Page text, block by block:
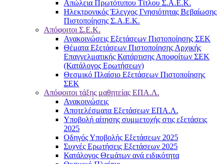
Απώλεια Πρωτότυπου Τίτλου Σ.Α.Ε.Κ.
Ηλεκτρονικός Έλεγχος Γνησιότητας Βεβαίωσης
Πιστοποίησης Σ.Α.Ε.Κ.
Απόφοιτοι Σ.Ε.Κ.
Ανακοινώσεις Εξετάσεων Πιστοποίησης ΣΕΚ
Θέματα Εξετάσεων Πιστοποίησης Αρχικής
Επαγγελματικής Κατάρτισης Αποφοίτων ΣΕΚ
(Κατάλογος Ερωτήσεων)
Θεσμικό Πλαίσιο Εξετάσεων Πιστοποίησης
ΣΕΚ
Απόφοιτοι τάξης μαθητείας ΕΠΑ.Λ.
Ανακοινώσεις
Αποτελέσματα Εξετάσεων ΕΠΑ.Λ.
Υποβολή αίτησης συμμετοχής στις εξετάσεις
2025
Οδηγός Υποβολής Εξετάσεων 2025
Συχνές Ερωτήσεις Εξετάσεων 2025
Κατάλογος Θεμάτων ανά ειδικότητα